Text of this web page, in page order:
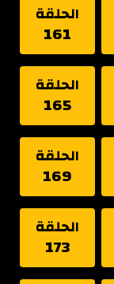
الحلقة
161
الحلقة
165
الحلقة
169
الحلقة
173